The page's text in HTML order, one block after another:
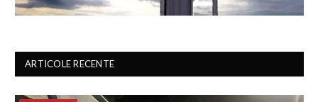
ARTICOLE RECENTE